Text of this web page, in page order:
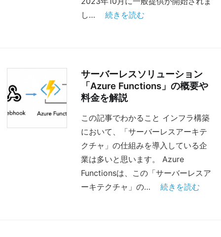
し…
続きを読む
サーバーレスソリューション
「Azure Functions」の概要や
料金を解説
この記事でわかること インフラ構築
において、「サーバーレスアーキテ
クチャ」の仕組みを導入している企
業は多いと思います。 Azure
Functionsは、この「サーバーレスア
ーキテクチャ」の…
続きを読む